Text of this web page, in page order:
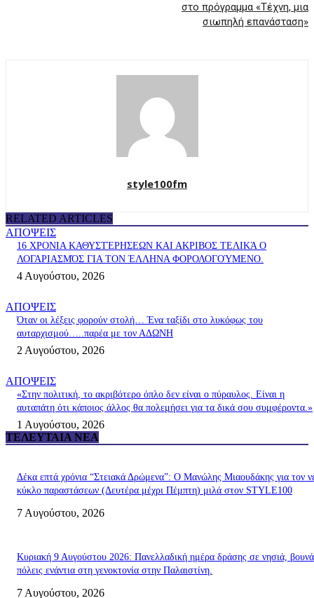
στο πρόγραμμα «Τέχνη, μια
σιωπηλή επανάσταση»
style100fm
RELATED ARTICLES
ΑΠΟΨΕΙΣ
16 ΧΡΟΝΙΑ ΚΑΘΥΣΤΈΡΗΣΕΩΝ ΚΑΙ ΑΚΡΙΒΟΣ ΤΕΛΙΚΆ Ο
ΛΟΓΑΡΙΑΣΜΌΣ ΓΙΑ ΤΟΝ ΈΛΛΗΝΑ ΦΟΡΟΛΟΓΟΎΜΕΝΟ.
4 Αυγούστου, 2026
ΑΠΟΨΕΙΣ
Όταν οι λέξεις φορούν στολή… Ένα ταξίδι στο λυκόφως του
αυταρχισμού…..παρέα με τον ΑΔΩΝΗ
2 Αυγούστου, 2026
ΑΠΟΨΕΙΣ
«Στην πολιτική, το ακριβότερο όπλο δεν είναι ο πύραυλος. Είναι η
αυταπάτη ότι κάποιος άλλος θα πολεμήσει για τα δικά σου συμφέροντα.»
1 Αυγούστου, 2026
ΤΕΛΕΥΤΑΊΑ ΝΈΑ
Δέκα επτά χρόνια “Στειακά Δρώμενα”: Ο Μανώλης Μιαουδάκης για τον
κύκλο παραστάσεων (Δευτέρα μέχρι Πέμπτη) μιλά στον STYLE100
7 Αυγούστου, 2026
Κυριακή 9 Αυγούστου 2026: Πανελλαδική ημέρα δράσης σε νησιά,
πόλεις ενάντια στη γενοκτονία στην Παλαιστίνη.
7 Αυγούστου, 2026